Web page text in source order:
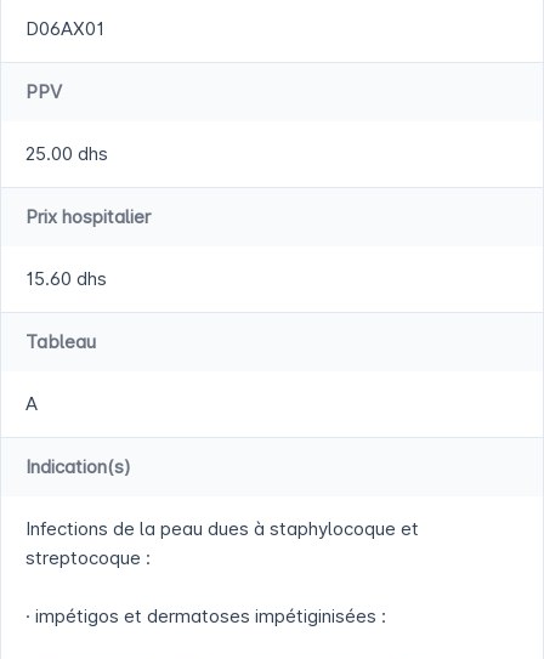
D06AX01
PPV
25.00 dhs
Prix hospitalier
15.60 dhs
Tableau
A
Indication(s)
Infections de la peau dues à staphylocoque et
streptocoque :
· impétigos et dermatoses impétiginisées :